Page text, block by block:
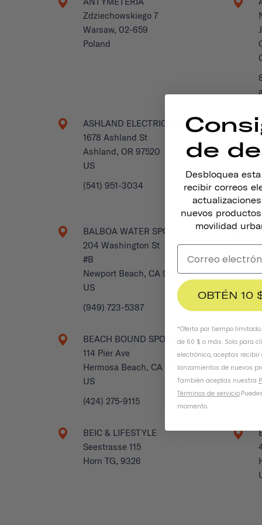
Zdziechowskiego 7
Warsaw, 02-659
Poland
ASHLAND ELECTRIC BIKES
1678 Ashland St
Ashland, OR 97520
US
(541) 951-3034
BALBOA WATER SPORTS
204 Washington St
#B
Newport Beach, CA 92661
US
(949) 723-5387
BEACH BOUND SPORTS
114 Pier Ave
Hermosa Beach, CA 90254
US
(424) 275-9115
BEIC & LIFESTYLE
Seestrasse 115
Horn TG, 9326
de
Desbloquea
recibir correos
nuevos
movilidad
OBTÉN 10
*Oferta por tiempo
de 60 $ o más. Solo para
electrónico, aceptas recibir
lanzamientos de nuevos
También aceptas nuestra
Términos de servicio.
momento.